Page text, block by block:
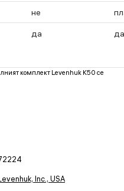
не
да да
комплект Levenhuk K50 се
Inc., USA